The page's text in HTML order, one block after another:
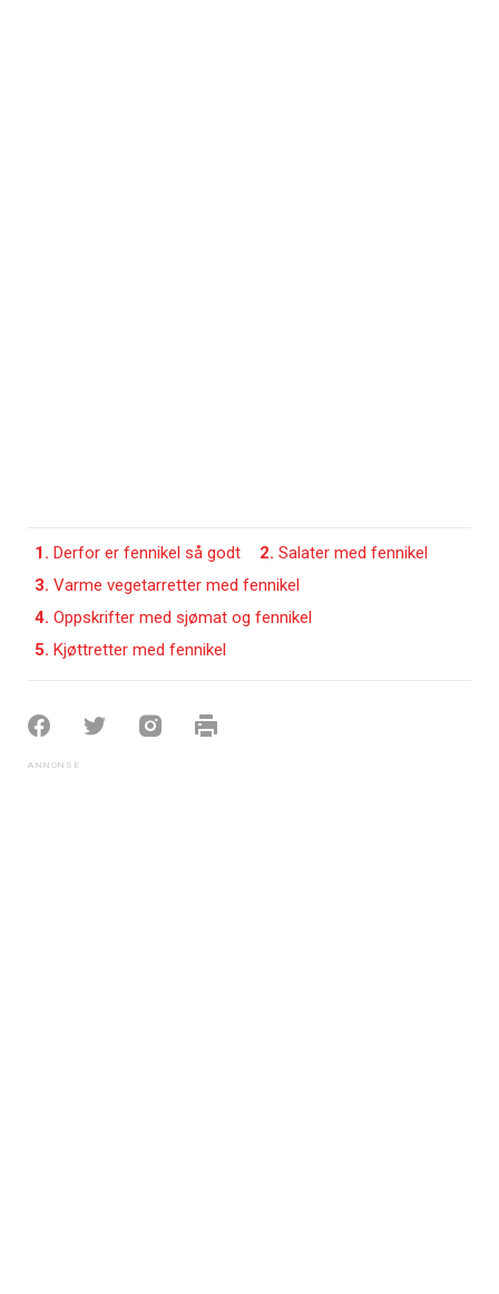
1. Derfor er fennikel så godt 2. Salater med fennikel
3. Varme vegetarretter med fennikel
4. Oppskrifter med sjømat og fennikel
5. Kjøttretter med fennikel